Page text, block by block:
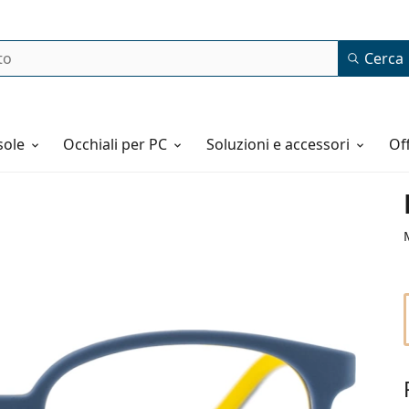
Cerca
Occhiali per PC Soluzioni e accessori